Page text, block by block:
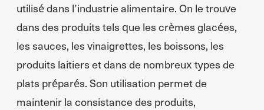
utilisé dans l’industrie alimentaire. On le trouve
dans des produits tels que les crèmes glacées,
les sauces, les vinaigrettes, les boissons, les
produits laitiers et dans de nombreux types de
plats préparés. Son utilisation permet de
maintenir la consistance des produits,